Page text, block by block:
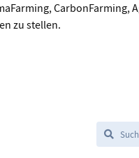
CarbonFarming,
zu stellen.